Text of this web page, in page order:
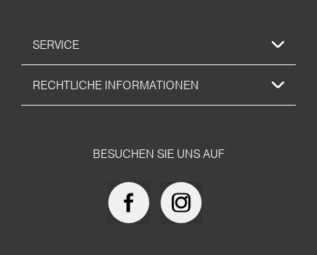
SERVICE
RECHTLICHE INFORMATIONEN
BESUCHEN SIE UNS AUF